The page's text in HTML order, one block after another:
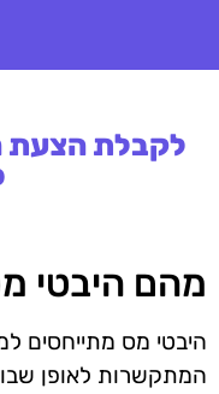
לקבלת הצעת
מהם היבטי
היבטי מס מתייחסים
המתקשרות לאופן